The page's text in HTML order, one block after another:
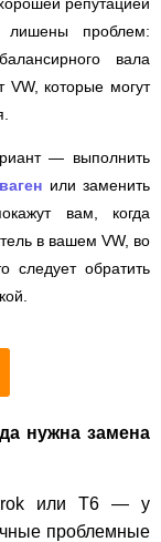
проблем:
вала
которые могут
— выполнить
или заменить
вам, когда
в вашем VW, во
следует обратить
нужна замена
или T6 — у
проблемные